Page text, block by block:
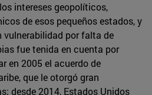
intereses geopolíticos,
de esos pequeños estados, y
vulnerabilidad por falta de
fue tenida en cuenta por
en 2005 el acuerdo de
que le otorgó gran
desde 2014, Estados Unidos